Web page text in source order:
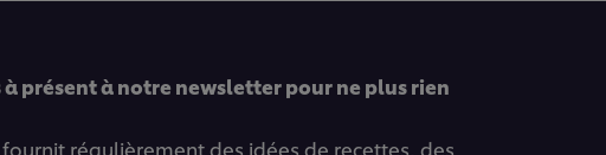
à présent à notre newsletter pour ne plus rien
régulièrement des idées de recettes, des